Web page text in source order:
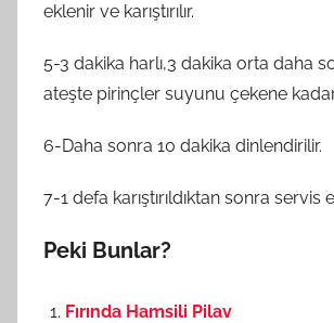
eklenir ve karıştırılır.
5-3 dakika harlı,3 dakika orta daha
ateşte pirinçler suyunu çekene kadar
6-Daha sonra 10 dakika dinlendirilir.
7-1 defa karıştırıldıktan sonra servis
Peki Bunlar?
Fırında Hamsili Pilav